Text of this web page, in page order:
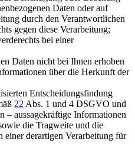
Daten oder auf
durch den Verantwortlichen
gegen diese Verarbeitung;
bei einer
Daten nicht bei Ihnen erhoben
über die Herkunft der
Entscheidungsfindung
22 Abs. 1 und 4 DSGVO und
– aussagekräftige Informationen
die Tragweite und die
einer derartigen Verarbeitung für